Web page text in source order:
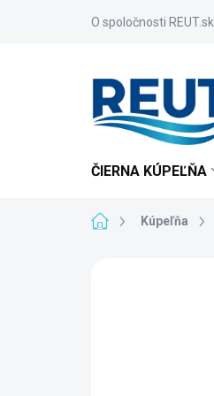
O spoločnosti REUT.sk
ČIERNA KÚPEĽŇA
DomovKúpeľňa